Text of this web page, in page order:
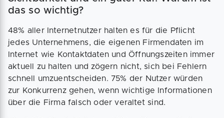
das so wichtig?
48% aller Internetnutzer halten es für die Pflicht
jedes Unternehmens, die eigenen Firmendaten im
Internet wie Kontaktdaten und Öffnungszeiten immer
aktuell zu halten und zögern nicht, sich bei Fehlern
schnell umzuentscheiden. 75% der Nutzer würden
zur Konkurrenz gehen, wenn wichtige Informationen
über die Firma falsch oder veraltet sind.